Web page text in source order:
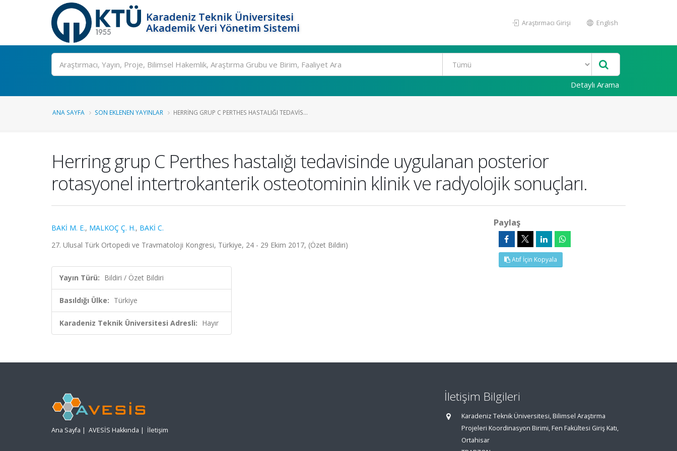
Karadeniz Teknik Üniversitesi
Akademik Veri Yönetim Sistemi
Araştırmacı Girişi English
Ara
Detaylı Arama
ANA SAYFA SON EKLENEN YAYINLAR HERRING GRUP C PERTHES HASTALIĞI TEDAVIS...
Herring grup C Perthes hastalığı tedavisinde uygulanan posterior
rotasyonel intertrokanterik osteotominin klinik ve radyolojik sonuçları.
BAKİ M. E., MALKOÇ Ç. H., BAKİ C.
27. Ulusal Türk Ortopedi ve Travmatoloji Kongresi, Türkiye, 24 - 29 Ekim 2017, (Özet Bildiri)
Yayın Türü: Bildiri / Özet Bildiri
Basıldığı Ülke: Türkiye
Karadeniz Teknik Üniversitesi Adresli: Hayır
Paylaş
Atıf İçin Kopyala
Ana Sayfa | AVESİS Hakkında | İletişim
İletişim Bilgileri
Karadeniz Teknik Üniversitesi, Bilimsel Araştırma
Projeleri Koordinasyon Birimi, Fen Fakültesi Giriş Katı,
Ortahisar